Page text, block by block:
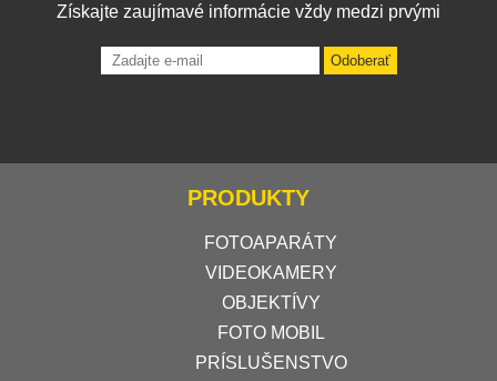
Získajte zaujímavé informácie vždy medzi prvými
Odoberať
PRODUKTY
FOTOAPARÁTY
VIDEOKAMERY
OBJEKTÍVY
FOTO MOBIL
PRÍSLUŠENSTVO